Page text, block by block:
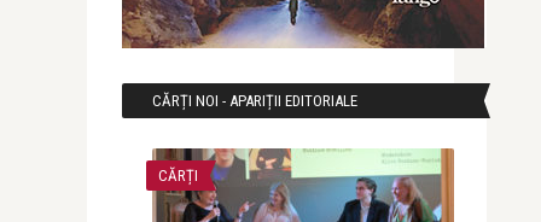
CĂRȚI NOI - APARIȚII EDITORIALE
CĂRȚI